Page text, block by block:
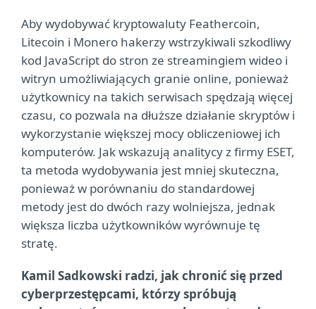
Aby wydobywać kryptowaluty Feathercoin,
Litecoin i Monero hakerzy wstrzykiwali szkodliwy
kod JavaScript do stron ze streamingiem wideo i
witryn umożliwiających granie online, ponieważ
użytkownicy na takich serwisach spędzają więcej
czasu, co pozwala na dłuższe działanie skryptów i
wykorzystanie większej mocy obliczeniowej ich
komputerów. Jak wskazują analitycy z firmy ESET,
ta metoda wydobywania jest mniej skuteczna,
ponieważ w porównaniu do standardowej
metody jest do dwóch razy wolniejsza, jednak
większa liczba użytkowników wyrównuje tę
stratę.
Kamil Sadkowski radzi, jak chronić się przed
cyberprzestępcami, którzy spróbują